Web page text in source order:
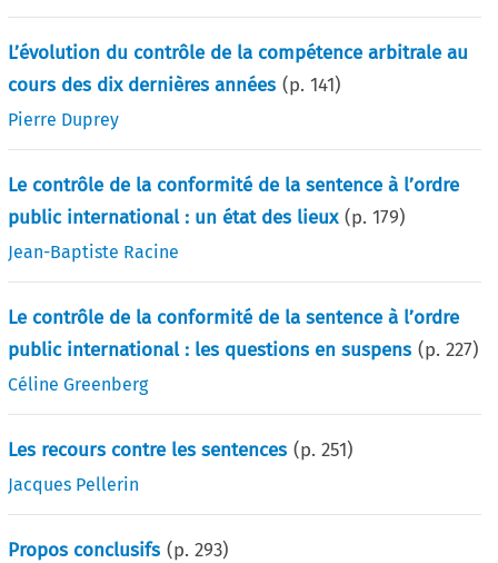
L’évolution du contrôle de la compétence arbitrale au
cours des dix dernières années (p.141)
Pierre Duprey
Le contrôle de la conformité de la sentence à l’ordre
public international : un état des lieux (p.179)
Jean-Baptiste Racine
Le contrôle de la conformité de la sentence à l’ordre
public international : les questions en suspens (p.227)
Céline Greenberg
Les recours contre les sentences (p.251)
Jacques Pellerin
Propos conclusifs (p.293)